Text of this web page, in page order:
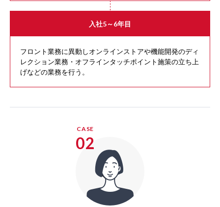
入社5～6年目
フロント業務に異動しオンラインストアや機能開発のディ
レクション業務・オフラインタッチポイント施策の立ち上
げなどの業務を行う。
CASE
02